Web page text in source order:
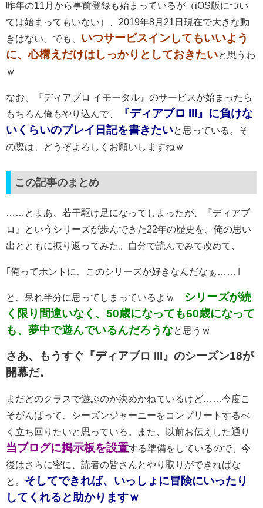
昨年の11月から事前登録も始まっているが（iOS版につい
ては始まってもいない）、2019年8月21日現在で大きな動
きはない。でも、 いつサービスインしてもいいよう
に、心構えだけはしっかりとしておきたいと思うわ
ｗ
なお、『ディアブロ イモータル』のサービスが始まったら
もちろん俺もやり込んで、
『ディアブロ III』に負けな
いくらいのプレイ日記を書きたいと思っている。そ
の際は、どうぞよろしくお願いしますねｗ
この記事のまとめ
……とまあ、若干駆け足になってしまったが、『ディアブ
ロ』というシリーズが歩んできた22年の歴史を、俺の思い
出とともに振り返ってみた。自分で読んでみて改めて、
｢俺ってホントに、このシリーズが好きなんだなぁ……｣
と、呆れ半分に思ってしまっているよｗ
シリーズが続
く限り間違いなく、50歳になっても60歳になって
も、夢中で遊んでいるんだろうなと思うｗ
さあ、もうすぐ『ディアブロ III』のシーズン18が
開幕だ。
まだどのクラスで遊ぶのか決めかねているけど……今度こ
そがんばって、シーズンジャーニーをコンプリートするべ
く立ち回りたいと思っている。また、以前お伝えした通り
当ブログに掲示板を設置する準備をしているので、今
後はさらに密に、読者の皆さんとやり取りができればな
と。 そしてできれば、いっしょに冒険にいったり
してくれると助かりますｗ